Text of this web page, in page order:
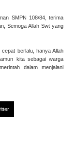
SMPN 108/84, terima
Semoga Allah Swt yang
berlalu, hanya Allah
kita sebagai warga
dalam menjalani